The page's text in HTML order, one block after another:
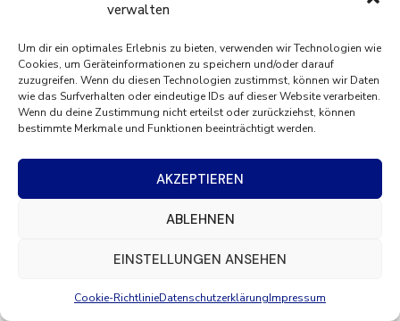
verwalten
Um dir ein optimales Erlebnis zu bieten, verwenden wir Technologien wie
Cookies, um Geräteinformationen zu speichern und/oder darauf
zuzugreifen. Wenn du diesen Technologien zustimmst, können wir Daten
wie das Surfverhalten oder eindeutige IDs auf dieser Website verarbeiten.
Wenn du deine Zustimmung nicht erteilst oder zurückziehst, können
bestimmte Merkmale und Funktionen beeinträchtigt werden.
AKZEPTIEREN
ABLEHNEN
EINSTELLUNGEN ANSEHEN
Cookie-RichtlinieDatenschutzerklärungImpressum